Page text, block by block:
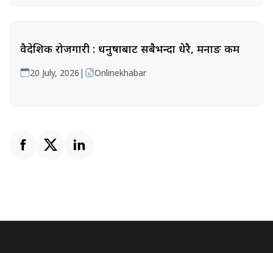
वैदेशिक रोजगारी : धनुषाबाट सबैभन्दा धेरै, मनाङ कम
20 July, 2026 | Onlinekhabar